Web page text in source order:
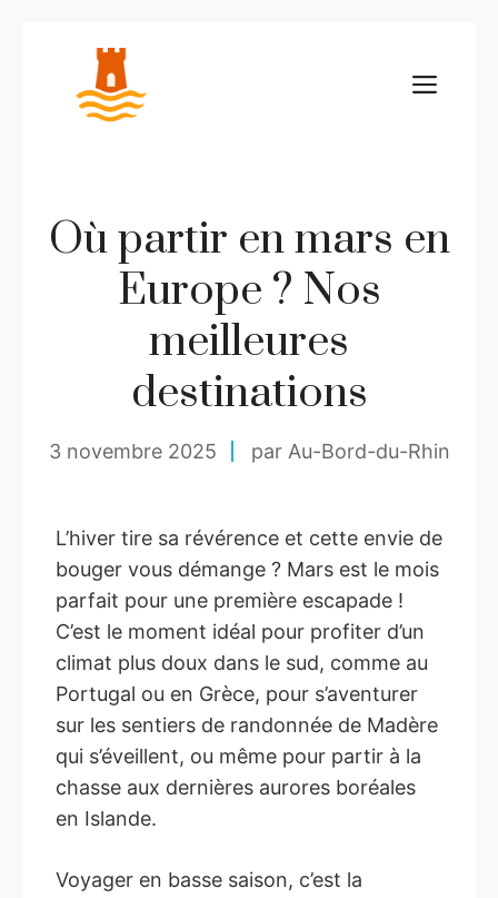
contenu
Où partir en mars en
Europe ? Nos
meilleures
destinations
3 novembre 2025 par Au-Bord-du-Rhin
L’hiver tire sa révérence et cette envie de
bouger vous démange ? Mars est le mois
parfait pour une première escapade !
C’est le moment idéal pour profiter d’un
climat plus doux dans le sud, comme au
Portugal ou en Grèce, pour s’aventurer
sur les sentiers de randonnée de Madère
qui s’éveillent, ou même pour partir à la
chasse aux dernières aurores boréales
en Islande.
Voyager en basse saison, c’est la